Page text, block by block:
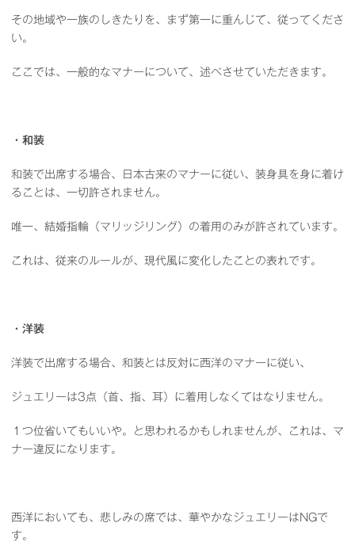
その地域や一族のしきたりを、まず第一に重んじて、従ってくださ
い。
ここでは、一般的なマナーについて、述べさせていただきます。
・和装
和装で出席する場合、日本古来のマナーに従い、装身具を身に着け
ることは、一切許されません。
唯一、結婚指輪（マリッジリング）の着用のみが許されています。
これは、従来のルールが、現代風に変化したことの表れです。
・洋装
洋装で出席する場合、和装とは反対に西洋のマナーに従い、
ジュエリーは3点（首、指、耳）に着用しなくてはなりません。
１つ位省いてもいいや。と思われるかもしれませんが、これは、マ
ナー違反になります。
西洋においても、悲しみの席では、華やかなジュエリーはNGで
す。